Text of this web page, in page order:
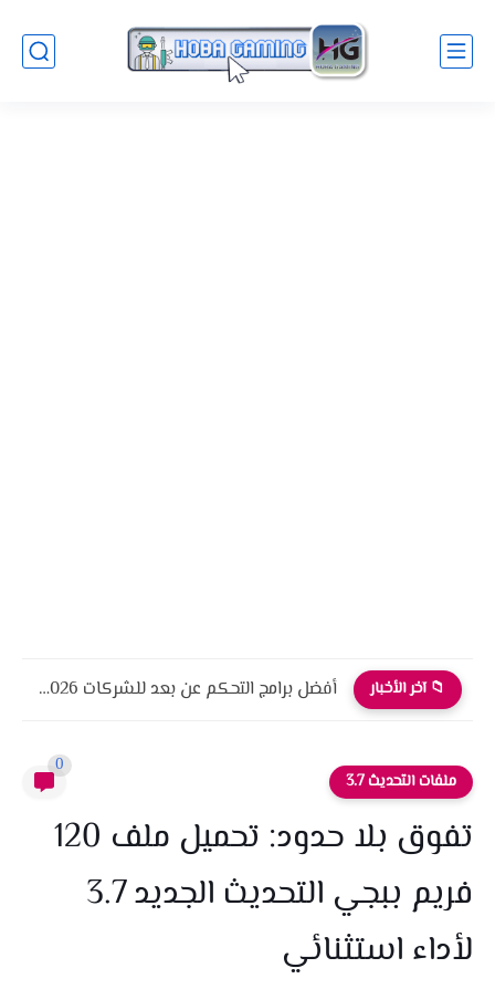
📁 آخر الأخبار أفضل برامج التحكم عن بعد للشركات 2026 أمان، أداء، واحترافية
ملفات التحديث 3.7
0
تفوق بلا حدود: تحميل ملف 120
فريم ببجي التحديث الجديد 3.7
لأداء استثنائي